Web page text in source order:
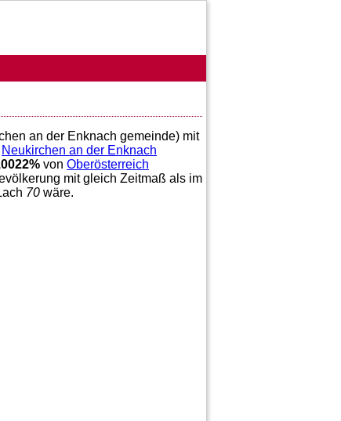
an der Enknach gemeinde) mit
Neukirchen an der Enknach
% von Oberösterreich
mit gleich Zeitmaß als im
70 wäre.